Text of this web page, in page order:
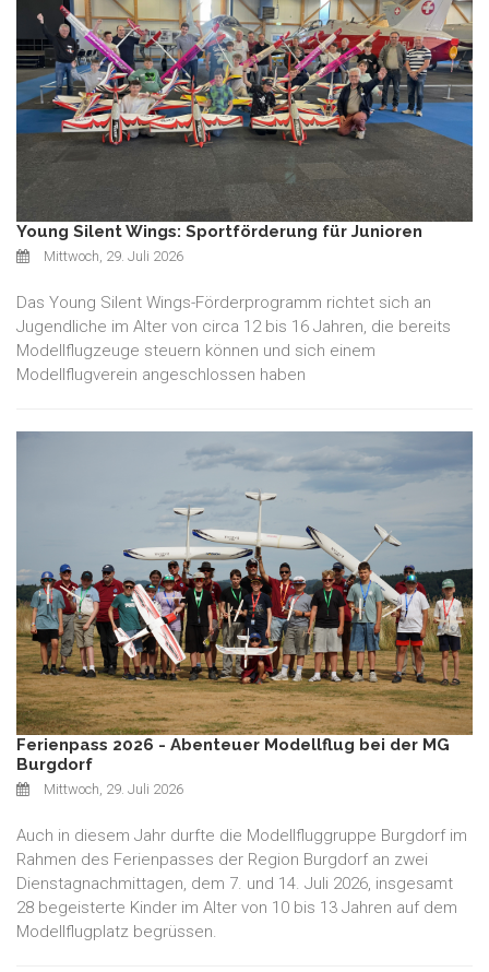
Young Silent Wings: Sportförderung für Junioren
Mittwoch, 29. Juli 2026
Das Young Silent Wings-Förderprogramm richtet sich an
Jugendliche im Alter von circa 12 bis 16 Jahren, die bereits
Modellflugzeuge steuern können und sich einem
Modellflugverein angeschlossen haben
Ferienpass 2026 - Abenteuer Modellflug bei der MG
Burgdorf
Mittwoch, 29. Juli 2026
Auch in diesem Jahr durfte die Modellfluggruppe Burgdorf im
Rahmen des Ferienpasses der Region Burgdorf an zwei
Dienstagnachmittagen, dem 7. und 14. Juli 2026, insgesamt
28 begeisterte Kinder im Alter von 10 bis 13 Jahren auf dem
Modellflugplatz begrüssen.